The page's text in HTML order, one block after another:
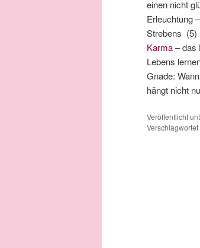
einen nicht
Erleuchtung
Strebens (5)
Karma– das
Lebens
Gnade:
hängt nicht
Veröffentlicht
Verschlagwortet